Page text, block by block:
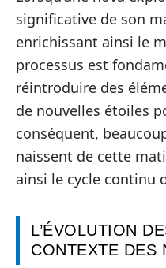
significative de son
enrichissant ainsi le
processus est
réintroduire des
de nouvelles étoiles
conséquent,
naissent de cette
ainsi le cycle continu
L’ÉVOLUTION
CONTEXTE DES